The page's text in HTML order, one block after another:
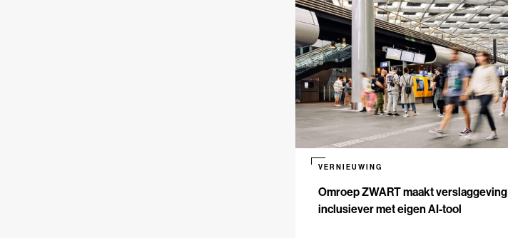
Omroep ZWART maakt verslaggeving
inclusiever met eigen AI-tool
VERNIEUWING